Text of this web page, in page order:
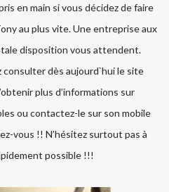
en main si vous décidez de faire
au plus vite. Une entreprise aux
disposition vous attendent.
dès aujourd`hui le site
plus d’informations sur
ou contactez-le sur son mobile
vous !! N’hésitez surtout pas à
possible !!!